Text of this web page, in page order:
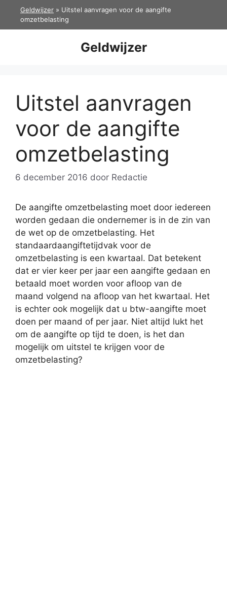
de
Geldwijzer » Uitstel aanvragen voor de aangifte
omzetbelasting
Geldwijzer
Uitstel aanvragen
voor de aangifte
omzetbelasting
6 december 2016 door Redactie
De aangifte omzetbelasting moet door iedereen
worden gedaan die ondernemer is in de zin van
de wet op de omzetbelasting. Het
standaardaangiftetijdvak voor de
omzetbelasting is een kwartaal. Dat betekent
dat er vier keer per jaar een aangifte gedaan en
betaald moet worden voor afloop van de
maand volgend na afloop van het kwartaal. Het
is echter ook mogelijk dat u btw-aangifte moet
doen per maand of per jaar. Niet altijd lukt het
om de aangifte op tijd te doen, is het dan
mogelijk om uitstel te krijgen voor de
omzetbelasting?